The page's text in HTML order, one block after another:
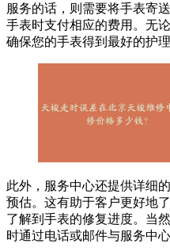
服务的话，则需要将手表寄
手表时支付相应的费用。无
确保您的手表得到最好的护理
此外，服务中心还提供详细
预估。这有助于客户更好地
了解到手表的修复进度。当
时通过电话或邮件与服务中心